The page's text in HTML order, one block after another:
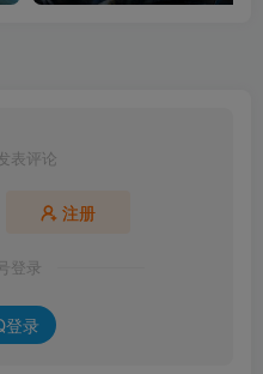
表评论
注册
登录
登录